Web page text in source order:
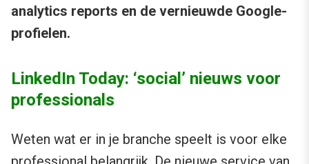
analytics reports en de vernieuwde Google-
profielen.
LinkedIn Today: ‘social’ nieuws voor
professionals
Weten wat er in je branche speelt is voor elke